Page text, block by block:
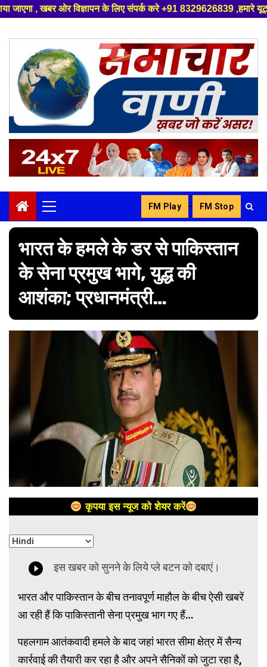
के लिए संपर्क करे +91 8329626839 ,हमारे यूट्यूब चैनल को
content
Primary
Menu
FM Play - FM Stop
भारत के हमले के डर से पाकिस्तान
के सेना प्रमुख भागे, युद्ध की
आशंका; प्रधानमंत्री…
कृपया इस न्यूज को शेयर करें
भारत और पाकिस्तान के बीच तनावपूर्ण माहौल के बीच ऐसी खबरें
आ रही हैं कि पाकिस्तानी सेना प्रमुख भाग गए हैं…
पहलगाम आतंकवादी हमले के बाद जहां भारत सीमा क्षेत्र में सैन्य
कार्रवाई की तैयारी कर रहा है और अपने सैनिकों को जुटा रहा है,